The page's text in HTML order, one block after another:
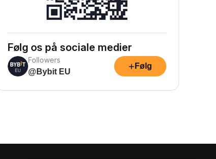
Følg os på sociale medier
Followers
@Bybit EU
+ Følg